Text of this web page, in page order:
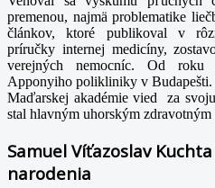
premenou, najmä problematike
článkov, ktoré publikoval v
príručky internej medicíny,
verejných nemocníc. Od
Apponyiho polikliniky v
Maďarskej akadémie vied za
stal hlavným uhorským zdravotným
Samuel Víťazoslav
narodenia